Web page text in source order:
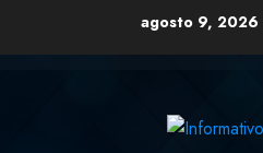
agosto 9, 2026